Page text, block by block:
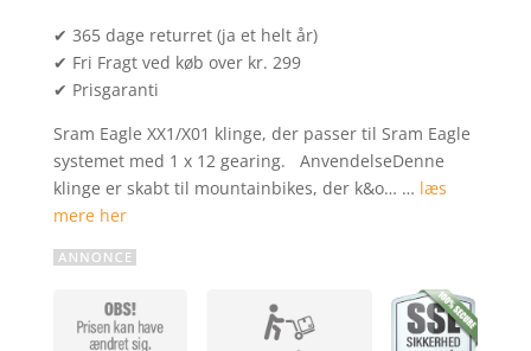
✔ 365 dage returret (ja et helt år)
✔ Fri Fragt ved køb over kr. 299
✔ Prisgaranti
Sram Eagle XX1/X01 klinge, der passer til Sram Eagle
systemet med 1 x 12 gearing. AnvendelseDenne
klinge er skabt til mountainbikes, der k&o… … læs
mere her